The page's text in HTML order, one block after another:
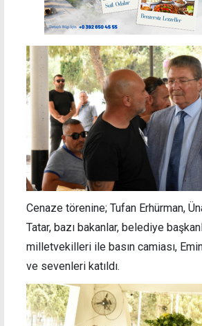
Cenaze törenine; Tufan Erhürman,
Tatar, bazı bakanlar, belediye
milletvekilleri ile basın camiası,
ve sevenleri katıldı.